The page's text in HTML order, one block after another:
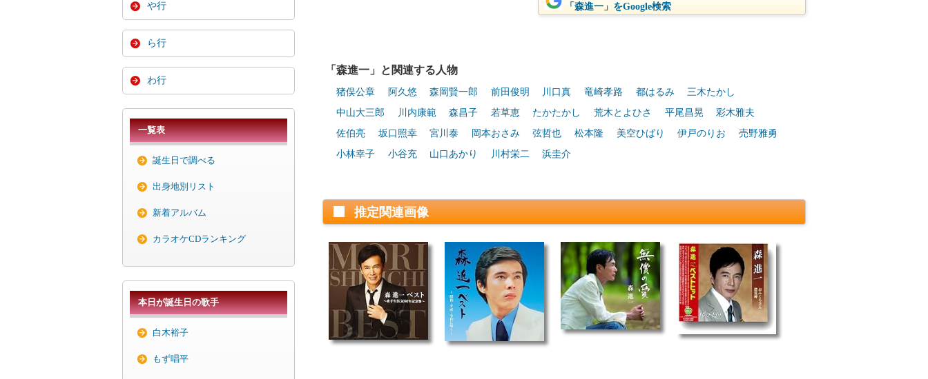
「森進一」をGoogle検索
「森進一」と関連する人物
猪俣公章 阿久悠 森岡賢一郎 前田俊明 川口真 竜崎孝路 都はるみ
三木たかし
中山大三郎
川内康範 森昌子 若草恵 たかたかし 荒木とよひさ 平尾昌晃
彩木雅夫
佐伯亮
坂口照幸 宮川泰 岡本おさみ 弦哲也 松本隆 美空ひばり 伊戸のりお
売野雅勇
小林幸子
小谷充 山口あかり 川村栄二 浜圭介
推定関連画像
や行
ら行
わ行
一覧表
誕生日で調べる
出身地別リスト
新着アルバム
カラオケCDランキング
本日が誕生日の歌手
白木裕子
もず唱平